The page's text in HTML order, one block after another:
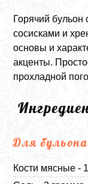
Горячий бульон
сосисками и
основы и
акценты.
прохладной
Для бульона
Кости мясные -